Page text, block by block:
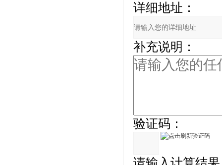
详细地址：
补充说明：
验证码：